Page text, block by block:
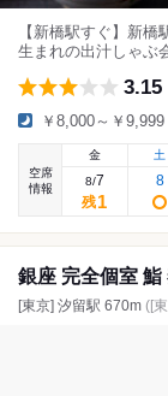
【新橋駅すぐ】新
生まれの出汁しゃぶ
3.15
￥8,000～￥9,999
空席
情報
金
8/7
残1
土
8
銀座 完全個室 鮨
[東京] 汐留駅 670m ([